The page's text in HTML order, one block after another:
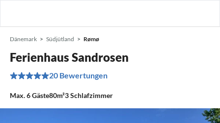
Dänemark Südjütland Rømø
Ferienhaus Sandrosen
20 Bewertungen
Max.6Gäste80m²3Schlafzimmer